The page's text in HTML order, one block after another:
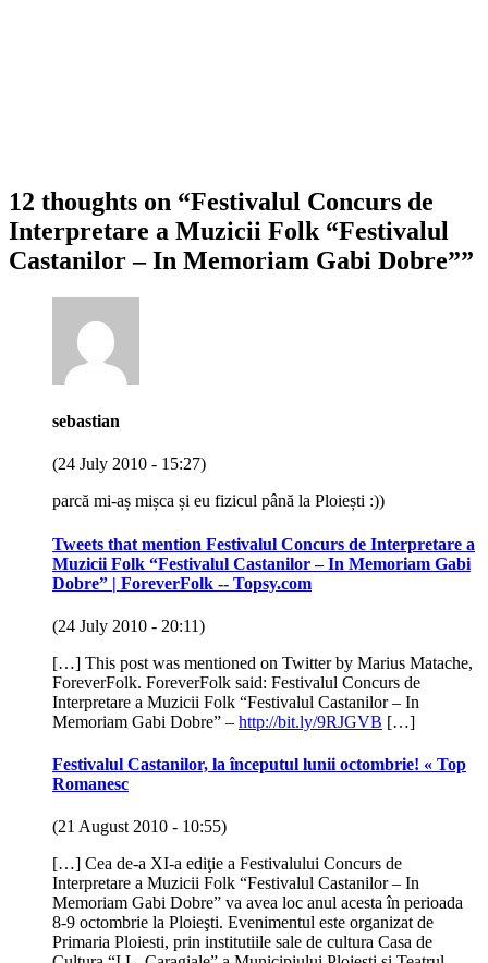
12 thoughts on “Festivalul Concurs de
Interpretare a Muzicii Folk “Festivalul
Castanilor – In Memoriam Gabi Dobre””
sebastian
(24 July 2010 - 15:27)
parcă mi-aș mișca și eu fizicul până la Ploiești :))
Tweets that mention Festivalul Concurs de Interpretare a
Muzicii Folk “Festivalul Castanilor – In Memoriam Gabi
Dobre” | ForeverFolk -- Topsy.com
(24 July 2010 - 20:11)
[…] This post was mentioned on Twitter by Marius Matache,
ForeverFolk. ForeverFolk said: Festivalul Concurs de
Interpretare a Muzicii Folk “Festivalul Castanilor – In
Memoriam Gabi Dobre” – http://bit.ly/9RJGVB […]
Festivalul Castanilor, la începutul lunii octombrie! « Top
Romanesc
(21 August 2010 - 10:55)
[…] Cea de-a XI-a ediţie a Festivalului Concurs de
Interpretare a Muzicii Folk “Festivalul Castanilor – In
Memoriam Gabi Dobre” va avea loc anul acesta în perioada
8-9 octombrie la Ploieşti. Evenimentul este organizat de
Primaria Ploiesti, prin institutiile sale de cultura Casa de